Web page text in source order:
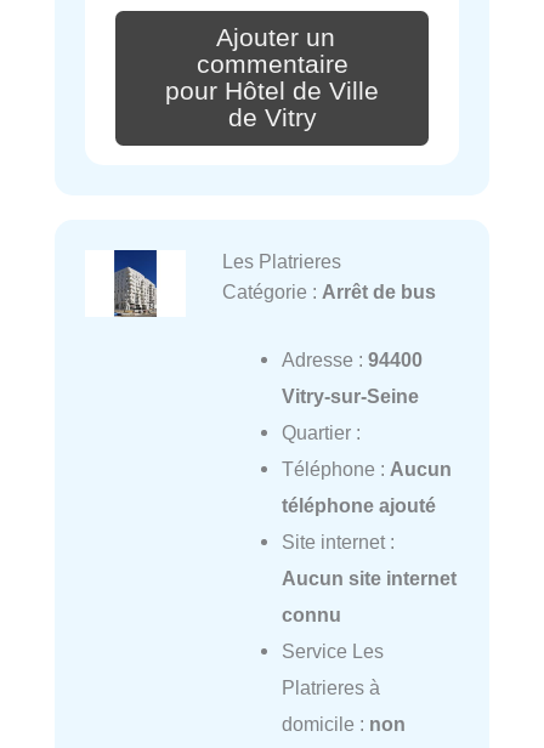
Ajouter un
commentaire
pour Hôtel de Ville
de Vitry
Les Platrieres
Catégorie : Arrêt de bus
Adresse : 94400
Vitry-sur-Seine
Quartier :
Téléphone : Aucun
téléphone ajouté
Site internet :
Aucun site internet
connu
Service Les
Platrieres à
domicile : non